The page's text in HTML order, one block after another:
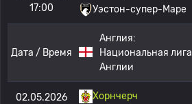
17:00
Уэстон-супер-Маре
Дата / Время
Англия:
Национальная лига
Англии
02.05.2026
Хорнчерч